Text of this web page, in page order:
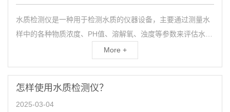
水质检测仪是一种用于检测水质的仪器设备，主要通过测量水
样中的各种物质浓度、PH值、溶解氧、浊度等参数来评估水质
的好坏。水质检测仪广泛应用于环境保护、卫生监测、饮用
More +
怎样使用水质检测仪？
2025-03-04